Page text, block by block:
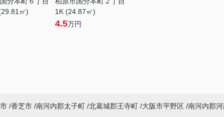
㎡)
1K (24.87㎡)
4.5万円
香芝市 南河内郡太子町 北葛城郡王寺町 大阪市平野区 南河内郡